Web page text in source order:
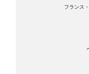
フランス